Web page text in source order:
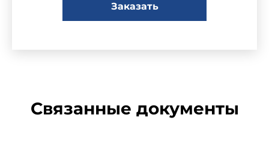
11.09.85 N 145 стандарт Совета Экономической
Взаимопомощи СТ СЭВ 4866-84 "Защита от
3. Взамен ГОСТ 15116-79, ГОСТ 22906-78
Заказать
Связанные документы